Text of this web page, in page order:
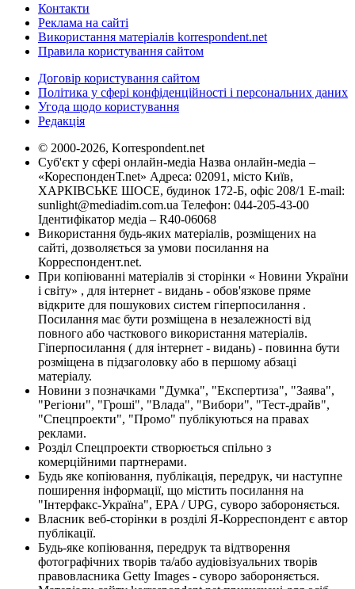
Контакти
Реклама на сайті
Використання матеріалів korrespondent.net
Правила користування сайтом
Договір користування сайтом
Політика у сфері конфіденційності і персональних даних
Угода щодо користування
Редакція
© 2000-2026, Korrespondent.net
Суб'єкт у сфері онлайн-медіа Назва онлайн-медіа –
«КореспонденТ.net» Адреса: 02091, місто Київ,
ХАРКІВСЬКЕ ШОСЕ, будинок 172-Б, офіс 208/1 E-mail:
sunlight@mediadim.com.ua Телефон: 044-205-43-00
Ідентифікатор медіа – R40-06068
Використання будь-яких матеріалів, розміщених на
сайті, дозволяється за умови посилання на
Корреспондент.net.
При копіюванні матеріалів зі сторінки « Новини України
і світу» , для інтернет - видань - обов'язкове пряме
відкрите для пошукових систем гіперпосилання .
Посилання має бути розміщена в незалежності від
повного або часткового використання матеріалів.
Гіперпосилання ( для інтернет - видань) - повинна бути
розміщена в підзаголовку або в першому абзаці
матеріалу.
Новини з позначками "Думка", "Експертиза", "Заява",
"Регіони", "Гроші", "Влада", "Вибори", "Тест-драйв",
"Спецпроекти", "Промо" публікуються на правах
реклами.
Розділ Спецпроекти створюється спільно з
комерційними партнерами.
Будь яке копіювання, публікація, передрук, чи наступне
поширення інформації, що містить посилання на
"Інтерфакс-Україна", EPA / UPG, суворо забороняється.
Власник веб-сторінки в розділі Я-Корреспондент є автор
публікації.
Будь-яке копіювання, передрук та відтворення
фотографічних творів та/або аудіовізуальних творів
правовласника Getty Images - суворо забороняється.